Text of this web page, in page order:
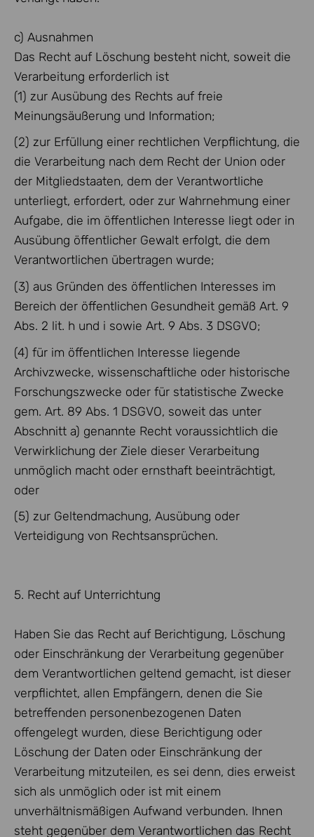
c) Ausnahmen
Das Recht auf Löschung besteht nicht, soweit die
Verarbeitung erforderlich ist
(1) zur Ausübung des Rechts auf freie
Meinungsäußerung und Information;
(2) zur Erfüllung einer rechtlichen Verpflichtung, die
die Verarbeitung nach dem Recht der Union oder
der Mitgliedstaaten, dem der Verantwortliche
unterliegt, erfordert, oder zur Wahrnehmung einer
Aufgabe, die im öffentlichen Interesse liegt oder in
Ausübung öffentlicher Gewalt erfolgt, die dem
Verantwortlichen übertragen wurde;
(3) aus Gründen des öffentlichen Interesses im
Bereich der öffentlichen Gesundheit gemäß Art. 9
Abs. 2 lit. h und i sowie Art. 9 Abs. 3 DSGVO;
(4) für im öffentlichen Interesse liegende
Archivzwecke, wissenschaftliche oder historische
Forschungszwecke oder für statistische Zwecke
gem. Art. 89 Abs. 1 DSGVO, soweit das unter
Abschnitt a) genannte Recht voraussichtlich die
Verwirklichung der Ziele dieser Verarbeitung
unmöglich macht oder ernsthaft beeinträchtigt,
oder
(5) zur Geltendmachung, Ausübung oder
Verteidigung von Rechtsansprüchen.
5. Recht auf Unterrichtung
Haben Sie das Recht auf Berichtigung, Löschung
oder Einschränkung der Verarbeitung gegenüber
dem Verantwortlichen geltend gemacht, ist dieser
verpflichtet, allen Empfängern, denen die Sie
betreffenden personenbezogenen Daten
offengelegt wurden, diese Berichtigung oder
Löschung der Daten oder Einschränkung der
Verarbeitung mitzuteilen, es sei denn, dies erweist
sich als unmöglich oder ist mit einem
unverhältnismäßigen Aufwand verbunden. Ihnen
steht gegenüber dem Verantwortlichen das Recht